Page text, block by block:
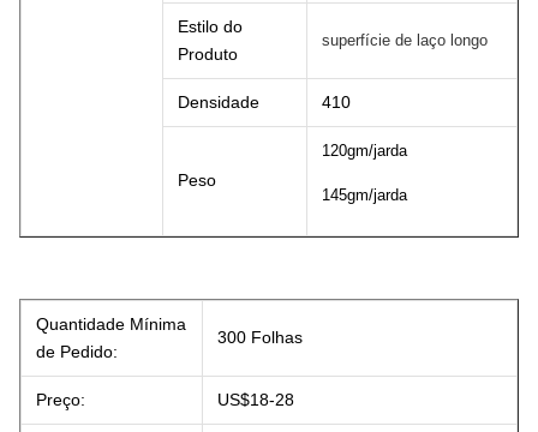
Estilo do
Produto
superfície de laço longo
Densidade 410
Peso
120gm/jarda
145gm/jarda
Quantidade Mínima
de Pedido:
300 Folhas
Preço: US$18-28